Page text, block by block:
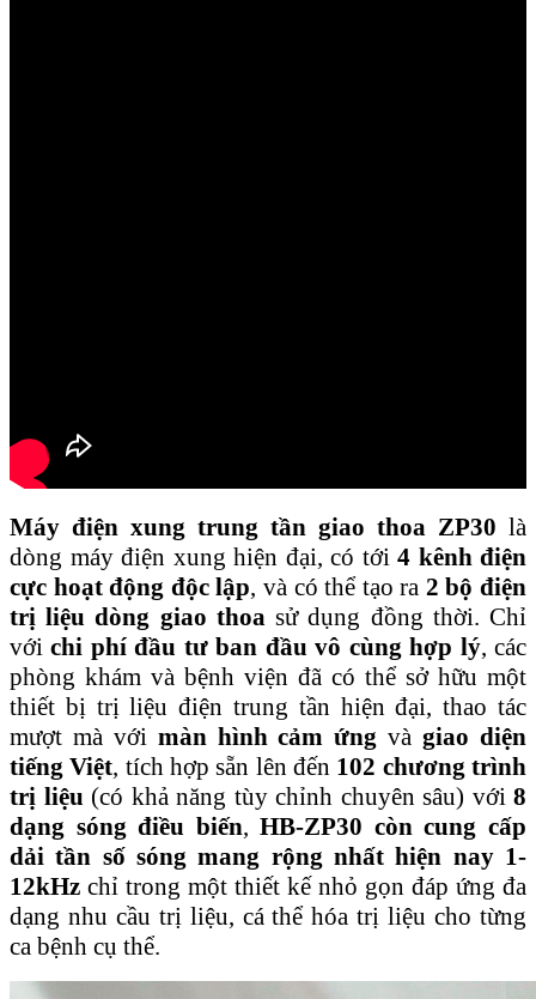
Máy điện xung trung tần giao thoa ZP30 là
dòng máy điện xung hiện đại, có tới 4 kênh điện
cực hoạt động độc lập, và có thể tạo ra 2 bộ điện
trị liệu dòng giao thoasử dụng đồng thời. Chỉ
vớichi phí đầu tư ban đầu vô cùng hợp lý, các
phòng khám và bệnh viện đã có thể sở hữu một
thiết bị trị liệu điện trung tần hiện đại, thao tác
mượt mà với màn hình cảm ứng vàgiao diện
tiếng Việt, tích hợp sẵn lên đến 102 chương trình
trị liệu (có khả năng tùy chỉnh chuyên sâu) với 8
dạng sóng điều biến,HB-ZP30 còn cung cấp
dải tần số sóng mang rộng nhất hiện nay 1-
12kHz chỉ trong một thiết kế nhỏ gọn đáp ứng đa
dạng nhu cầu trị liệu, cá thể hóa trị liệu cho từng
ca bệnh cụ thể.